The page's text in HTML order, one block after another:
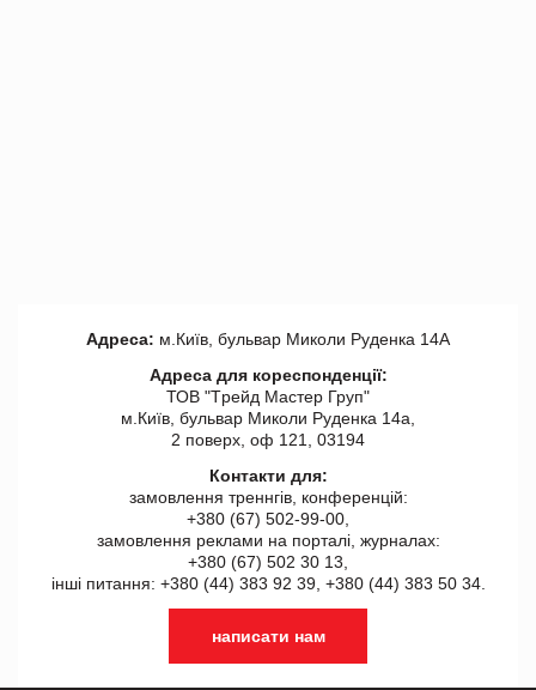
Адреса: м.Київ, бульвар Миколи Руденка 14А
Адреса для кореспонденції:
ТОВ "Tрейд Мастер Груп"
м.Київ, бульвар Миколи Руденка 14а,
2 поверх, оф 121, 03194
Контакти для:
замовлення треннгів, конференцій:
+380 (67) 502-99-00,
замовлення реклами на порталі, журналах:
+380 (67) 502 30 13,
інші питання: +380 (44) 383 92 39, +380 (44) 383 50 34.
написати нам